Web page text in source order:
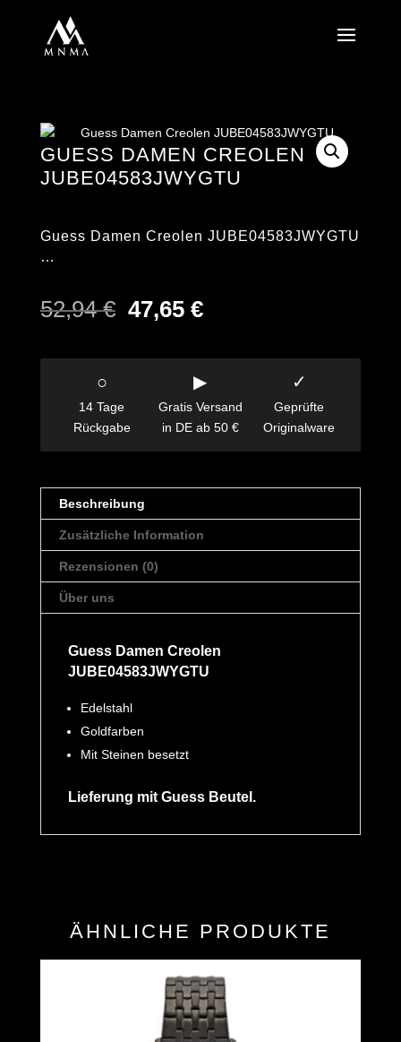
GUESS DAMEN CREOLEN
JUBE04583JWYGTU
Guess Damen Creolen JUBE04583JWYGTU
…
52,94€ Ursprünglicher
Preis
52,94 €
47,65 €Aktueller
○
14 Tage
Rückgabe
▶
Gratis Versand
in DE ab 50 €
✓
Geprüfte
Originalware
Beschreibung
Zusätzliche Information
Rezensionen (0)
Über uns
Guess Damen Creolen
JUBE04583JWYGTU
Edelstahl
Goldfarben
Mit Steinen besetzt
Lieferung mit Guess Beutel.
ÄHNLICHE PRODUKTE